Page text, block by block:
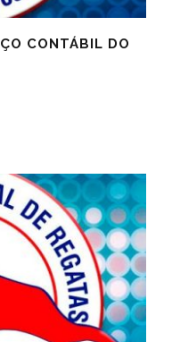
CONTÁBIL DO